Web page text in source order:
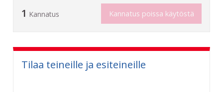
1 Kannatus Kannatus poissa käytöstä
Tilaa teineille ja esiteineille